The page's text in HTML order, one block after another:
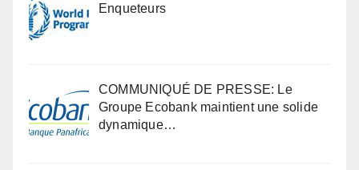
Enqueteurs
COMMUNIQUÉ DE PRESSE: Le
Groupe Ecobank maintient une solide
dynamique…